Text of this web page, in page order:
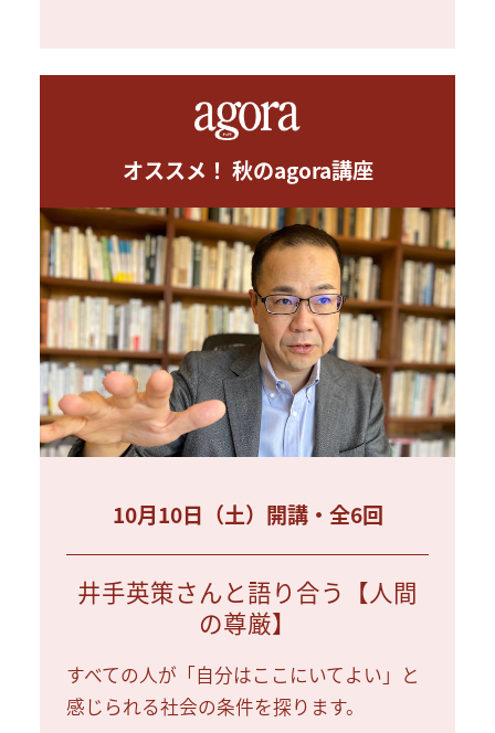
オススメ！ 秋のagora講座
10月10日（土）開講・全6回
井手英策さんと語り合う【人間
の尊厳】
すべての人が「自分はここにいてよい」と
感じられる社会の条件を探ります。